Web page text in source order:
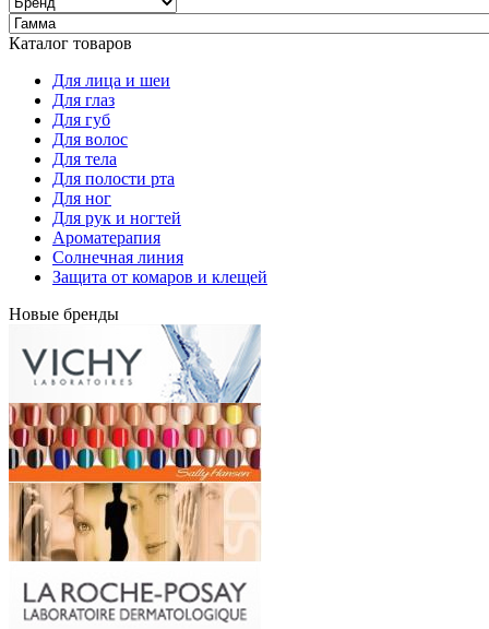
Каталог товаров
Для лица и шеи
Для глаз
Для губ
Для волос
Для тела
Для полости рта
Для ног
Для рук и ногтей
Ароматерапия
Солнечная линия
Защита от комаров и клещей
Новые бренды